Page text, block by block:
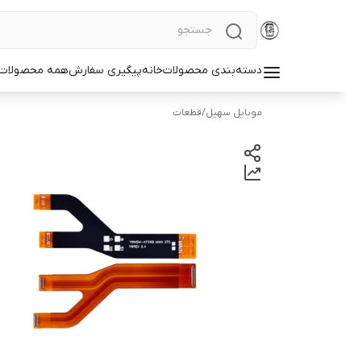
دسته‌بندی محصولاتخانهپیگیری سفارشهمه
موبایل سهیل/قطعات